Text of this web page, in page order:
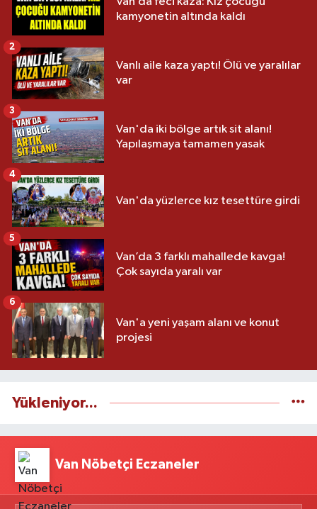
kamyonetin altında kaldı
Vanlı aile kaza yaptı! Ölü ve yaralılar
var
2
Van'da iki bölge artık sit alanı!
Yapılaşmaya tamamen yasak
3
Van'da yüzlerce kız tesettüre girdi
4
Van’da 3 farklı mahallede kavga!
Çok sayıda yaralı var
5
Van'a yeni yaşam alanı ve konut
projesi
6
Yükleniyor...
Van Nöbetçi Eczaneler